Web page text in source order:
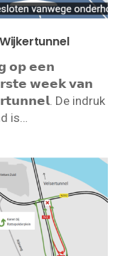
𝗼𝗽 𝗲𝗲𝗻
𝘄𝗲𝗲𝗸 𝘃𝗮𝗻
De indruk
is…